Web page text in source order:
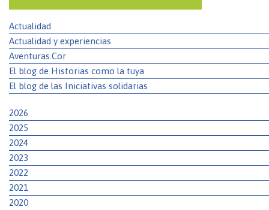
Actualidad
Actualidad y experiencias
Aventuras.Cor
El blog de Historias como la tuya
El blog de las Iniciativas solidarias
2026
2025
2024
2023
2022
2021
2020